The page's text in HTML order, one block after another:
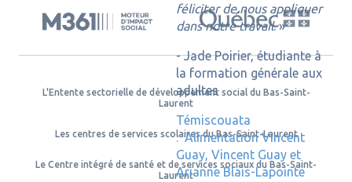
féliciter de nous appliquer
dans notre travail. »
- Jade Poirier, étudiante à
la formation générale aux
adultes
Témiscouata
: Alimentation Vincent
Guay, Vincent Guay et
Arianne Blais-Lapointe
L'Entente sectorielle de développement social du Bas-Saint-
Laurent
Les centres de services scolaires du Bas-Saint-Laurent
Le Centre intégré de santé et de services sociaux du Bas-Saint-
Laurent